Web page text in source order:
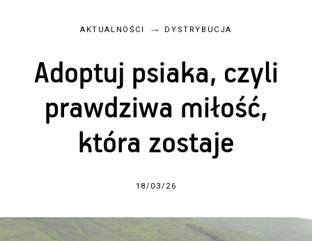
AKTUALNOŚCI DYSTRYBUCJA
Adoptuj psiaka, czyli
prawdziwa miłość,
która zostaje
18/03/26